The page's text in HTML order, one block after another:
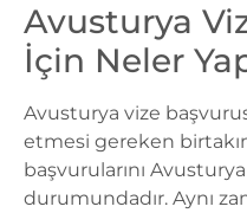
Avusturya
İçin Neler
Avusturya vize
etmesi gereken
başvurularını
durumundadır. Aynı